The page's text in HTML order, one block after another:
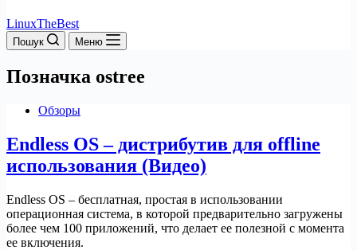
LinuxTheBest
Пошук Меню
Позначка ostree
Обзоры
Endless OS – дистрибутив для offline
использования (Видео)
Endless OS – бесплатная, простая в использовании
операционная система, в которой предварительно загружены
более чем 100 приложений, что делает ее полезной с момента
ее включения.